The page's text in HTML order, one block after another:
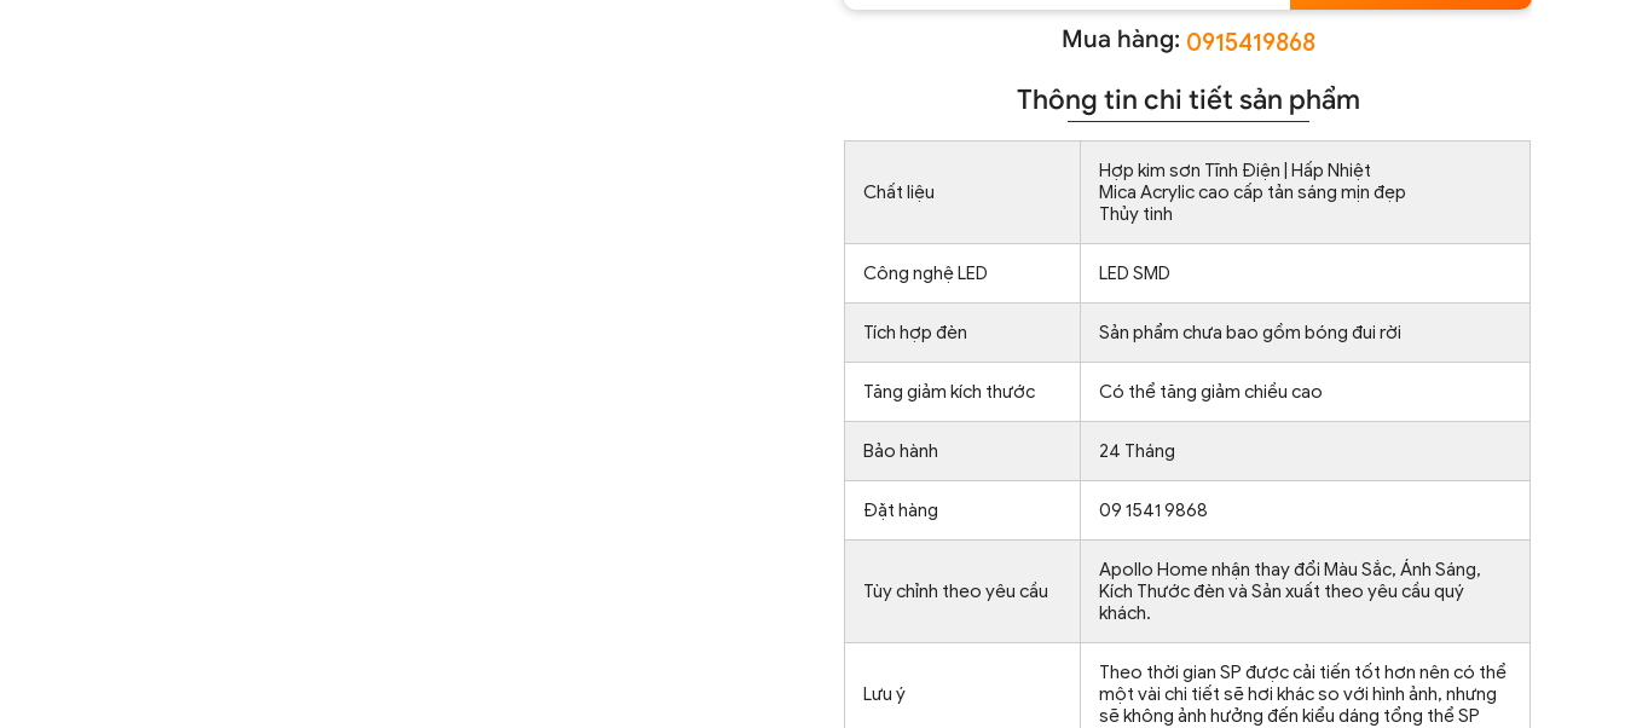
Mua hàng: 0915419868
Thông tin chi tiết sản phẩm
Chất liệu
Hợp kim sơn Tĩnh Điện | Hấp Nhiệt
Mica Acrylic cao cấp tản sáng mịn đẹp
Thủy tinh
Công nghệ LED LED SMD
Tích hợp đèn Sản phẩm chưa bao gồm bóng đui rời
Tăng giảm kích thước Có thể tăng giảm chiều cao
Bảo hành 24 Tháng
Đặt hàng 09 1541 9868
Tùy chỉnh theo yêu cầu
Apollo Home nhận thay đổi Màu Sắc, Ánh Sáng,
Kích Thước đèn và Sản xuất theo yêu cầu quý
khách.
Lưu ý
Theo thời gian SP được cải tiến tốt hơn nên có thể
một vài chi tiết sẽ hơi khác so với hình ảnh, nhưng
sẽ không ảnh hưởng đến kiểu dáng tổng thể SP